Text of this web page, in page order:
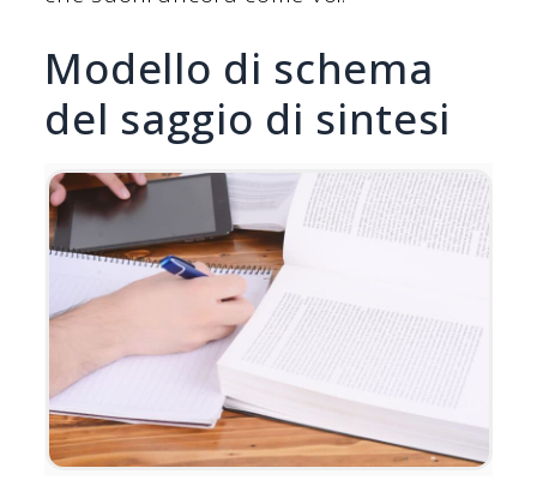
Modello di schema
del saggio di sintesi